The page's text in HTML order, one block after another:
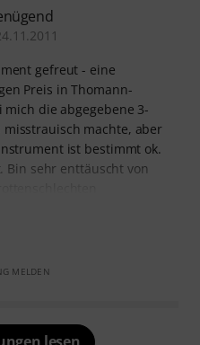
gefreut - eine
Preis in Thomann-
die abgegebene 3-
misstrauisch machte, aber
ist bestimmt ok.
sehr enttäuscht von
MELDEN